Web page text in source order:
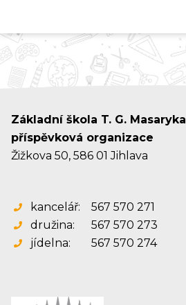
Základní škola T. G. Masaryka
příspěvková organizace
Žižkova 50, 586 01 Jihlava
kancelář:
567 570 271
družina:
567 570 273
jídelna:
567 570 274